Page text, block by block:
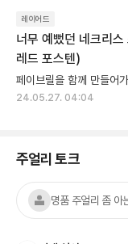
레이어드
너무 예뻤던 네크리
레드 포스텐)
24.05.27. 04:04
주얼리 토크
명품 주얼리 좀 아